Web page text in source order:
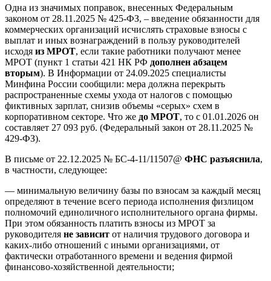
Одна из значимых поправок, внесенных Федеральным
законом от 28.11.2025 № 425-ФЗ, – введение обязанности для
коммерческих организаций исчислять страховые взносы с
выплат и иных вознаграждений в пользу руководителей
исходя из МРОТ, если такие работники получают менее
МРОТ (пункт 1 статьи 421 НК РФ дополнен абзацем
вторым). В Информации от 24.09.2025 специалисты
Минфина России сообщили: мера должна перекрыть
распространенные схемы ухода от налогов с помощью
фиктивных зарплат, снизив объемы «серых» схем в
корпоративном секторе. Что же до МРОТ, то с 01.01.2026 он
составляет 27 093 руб. (Федеральный закон от 28.11.2025 №
429-ФЗ).
В письме от 22.12.2025 № БС-4-11/11507@ ФНС разъяснила,
в частности, следующее:
— минимальную величину базы по взносам за каждый месяц
определяют в течение всего периода исполнения физлицом
полномочий единоличного исполнительного органа фирмы.
При этом обязанность платить взносы из МРОТ за
руководителя не зависит от наличия трудового договора и
каких-либо отношений с иными организациями, от
фактически отработанного времени и ведения фирмой
финансово-хозяйственной деятельности;